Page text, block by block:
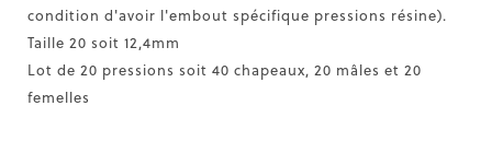
condition d'avoir l'embout spécifique pressions résine).
Taille 20 soit 12,4mm
Lot de 20 pressions soit 40 chapeaux, 20 mâles et 20
femelles